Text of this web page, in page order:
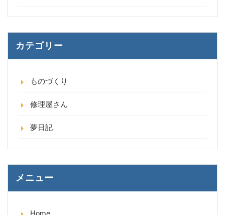
カテゴリー
ものづくり
修理屋さん
夢日記
メニュー
Home